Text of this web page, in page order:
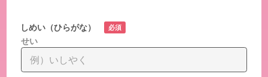
しめい（ひらがな） 必須
せい